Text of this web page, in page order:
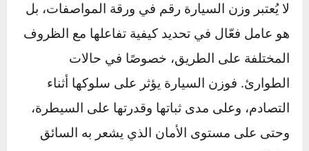
سيارتك مع الطريق وكيف يمكن أن تتصرف في
لحظات الخطر. والآن بعد أن فهمنا الأساسيات،
لنتعمق أكثر في العلاقة بين الوزن وسلامتك على
الطريق.
العلاقة بين الوزن والسلامة